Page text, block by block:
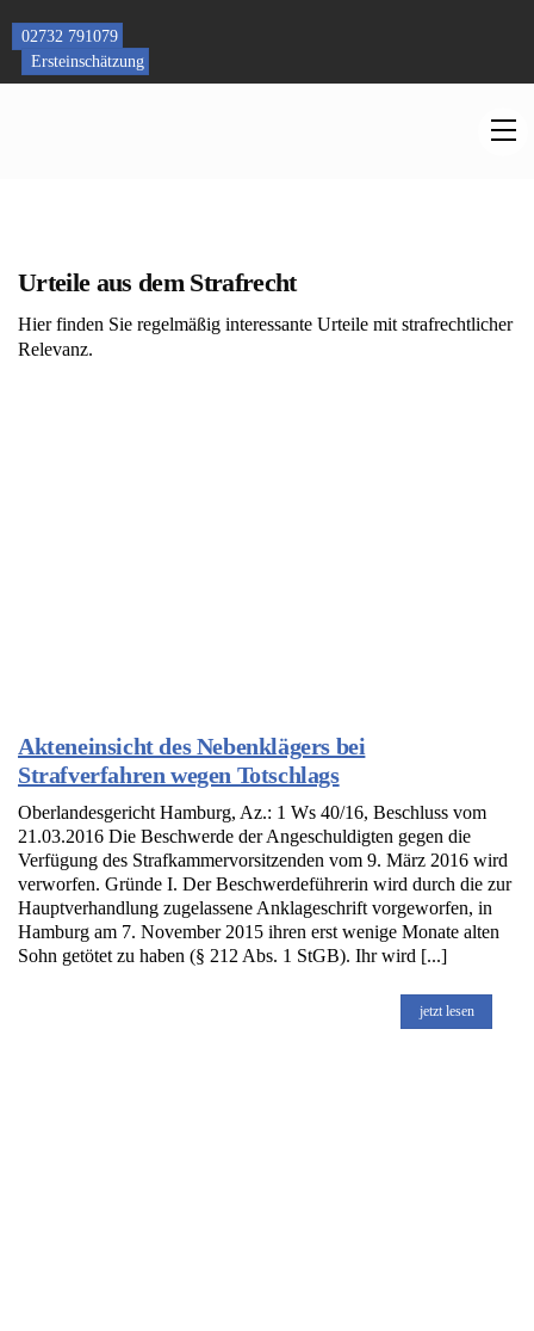
content
02732 791079
Ersteinschätzung
Urteile aus dem Strafrecht
Hier finden Sie regelmäßig interessante Urteile mit strafrechtlicher
Relevanz.
Akteneinsicht des Nebenklägers bei
Strafverfahren wegen Totschlags
Oberlandesgericht Hamburg, Az.: 1 Ws 40/16, Beschluss vom
21.03.2016 Die Beschwerde der Angeschuldigten gegen die
Verfügung des Strafkammervorsitzenden vom 9. März 2016 wird
verworfen. Gründe I. Der Beschwerdeführerin wird durch die zur
Hauptverhandlung zugelassene Anklageschrift vorgeworfen, in
Hamburg am 7. November 2015 ihren erst wenige Monate alten
Sohn getötet zu haben (§ 212 Abs. 1 StGB). Ihr wird [...]
jetzt lesen